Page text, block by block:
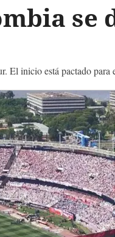
se
El inicio está pactado para